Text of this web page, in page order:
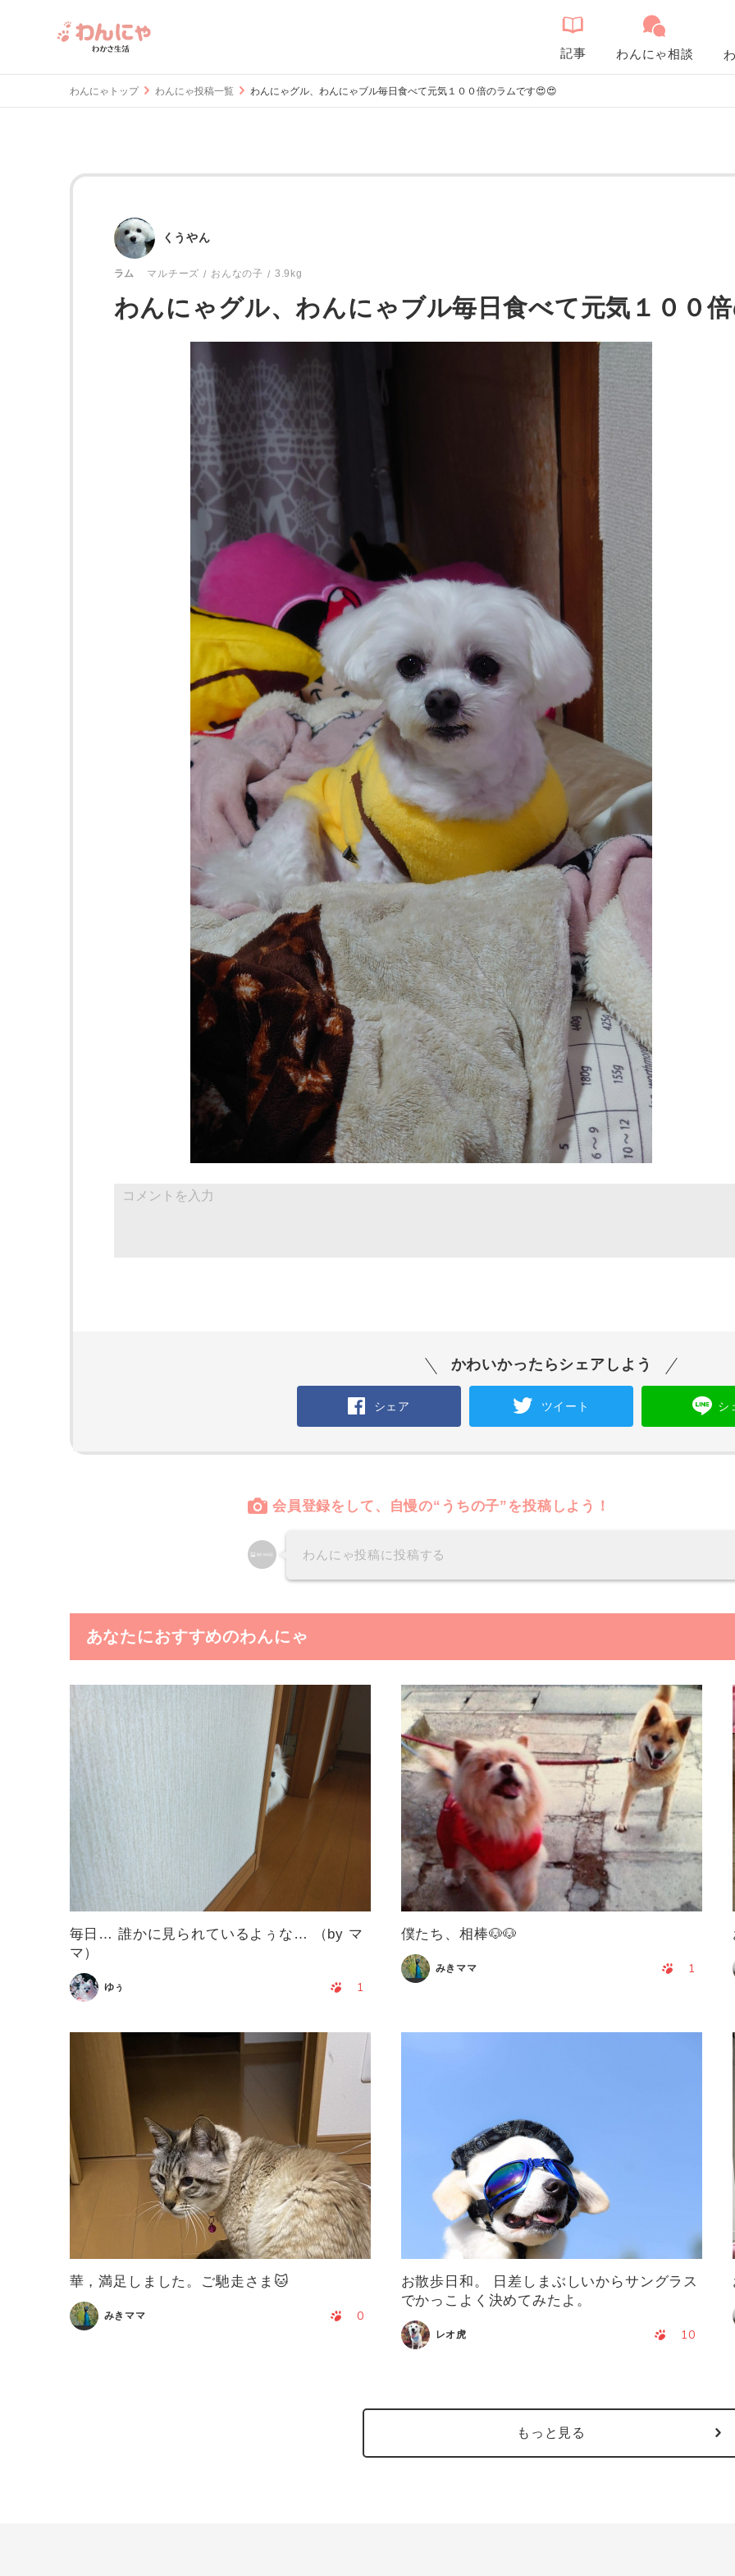
記事 わんにゃ相談
わんにゃトップ わんにゃ投稿一覧 わんにゃグル、わんにゃブル毎日食べて元気１００倍のラムです😍😍
くうやん
ラム マルチーズ おんなの子 3.9kg
わんにゃグル、わんにゃブル毎日食べて元気１００
かわいかったらシェアしよう
シェア ツイート シ
会員登録をして、自慢の“うちの子”を投稿しよう！
わんにゃ投稿に投稿する
あなたにおすすめのわんにゃ
毎日… 誰かに見られているよぅな… （by マ
マ）
ゆぅ 1
僕たち、相棒🐶🐶
みきママ 1
華，満足しました。ご馳走さま🐱
みきママ 0
お散歩日和。 日差しまぶしいからサングラス
でかっこよく決めてみたよ。
レオ虎 10
もっと見る